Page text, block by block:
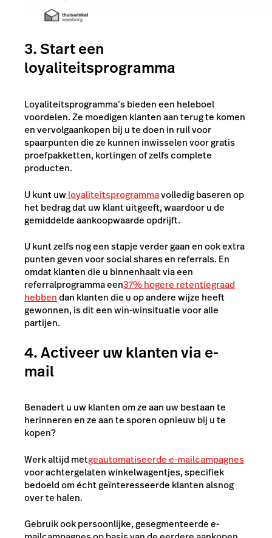
3. Start een
loyaliteitsprogramma
Loyaliteitsprogramma’s bieden een heleboel
voordelen. Ze moedigen klanten aan terug te komen
en vervolgaankopen bij u te doen in ruil voor
spaarpunten die ze kunnen inwisselen voor gratis
proefpakketten, kortingen of zelfs complete
producten.
U kunt uwloyaliteitsprogrammavolledig baseren op
het bedrag dat uw klant uitgeeft, waardoor u de
gemiddelde aankoopwaarde opdrijft.
U kunt zelfs nog een stapje verder gaan en ook extra
punten geven voor social shares en referrals. En
omdat klanten die u binnenhaalt via een
referralprogramma een37% hogere retentiegraad
hebbendan klanten die u op andere wijze heeft
gewonnen, is dit een win-winsituatie voor alle
partijen.
4. Activeer uw klanten via e-
mail
Benadert u uw klanten om ze aan uw bestaan te
herinneren en ze aan te sporen opnieuw bij u te
kopen?
Werk altijd metgeautomatiseerde e-mailcampagnes
voor achtergelaten winkelwagentjes, specifiek
bedoeld om écht geïnteresseerde klanten alsnog
over te halen.
Gebruik ook persoonlijke, gesegmenteerde e-